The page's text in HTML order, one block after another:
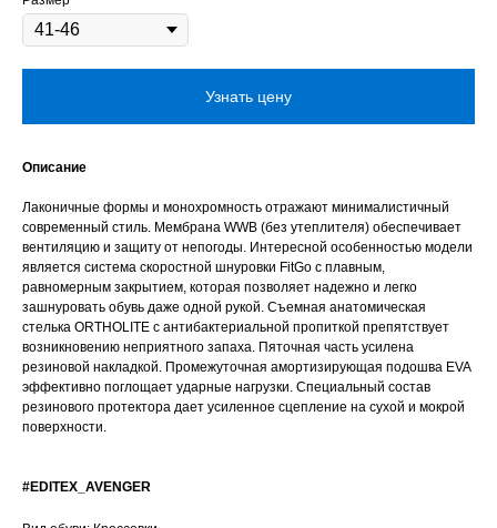
Узнать цену
Описание
Лаконичные формы и монохромность отражают минималистичный
современный стиль. Мембрана WWB (без утеплителя) обеспечивает
вентиляцию и защиту от непогоды. Интересной особенностью модели
является система скоростной шнуровки FitGo с плавным,
равномерным закрытием, которая позволяет надежно и легко
зашнуровать обувь даже одной рукой. Съемная анатомическая
стелька ORTHOLITE c антибактериальной пропиткой препятствует
возникновению неприятного запаха. Пяточная часть усилена
резиновой накладкой. Промежуточная амортизирующая подошва EVA
эффективно поглощает ударные нагрузки. Специальный состав
резинового протектора дает усиленное сцепление на сухой и мокрой
поверхности.
#EDITEX_AVENGER